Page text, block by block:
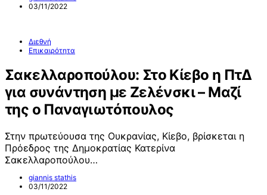
03/11/2022
Διεθνή
Επικαιρότητα
Σακελλαροπούλου: Στο Κίεβο η ΠτΔ
για συνάντηση με Ζελένσκι – Μαζί
της ο Παναγιωτόπουλος
Στην πρωτεύουσα της Ουκρανίας, Κίεβο, βρίσκεται η
Πρόεδρος της Δημοκρατίας Κατερίνα
Σακελλαροπούλου…
giannis stathis
03/11/2022